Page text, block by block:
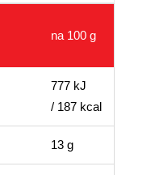
na 100 g
777 kJ
/ 187 kcal
13 g